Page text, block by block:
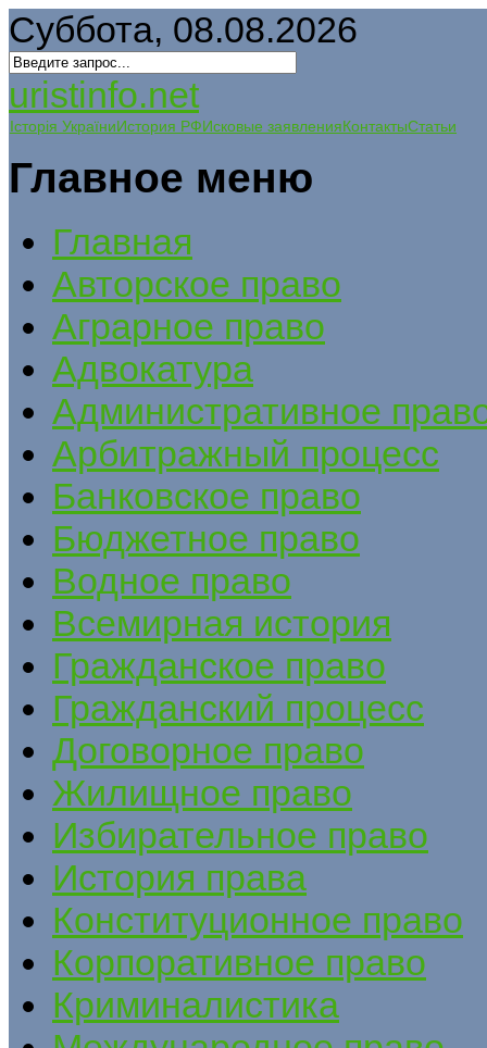
Суббота, 08.08.2026
uristinfo.net
Історія УкраїниИстория РФИсковые заявленияКонтактыСтатьи
Главное меню
Главная
Авторское право
Аграрное право
Адвокатура
Административное
Арбитражный процесс
Банковское право
Бюджетное право
Водное право
Всемирная история
Гражданское право
Гражданский процесс
Договорное право
Жилищное право
Избирательное право
История права
Конституционное право
Корпоративное право
Криминалистика